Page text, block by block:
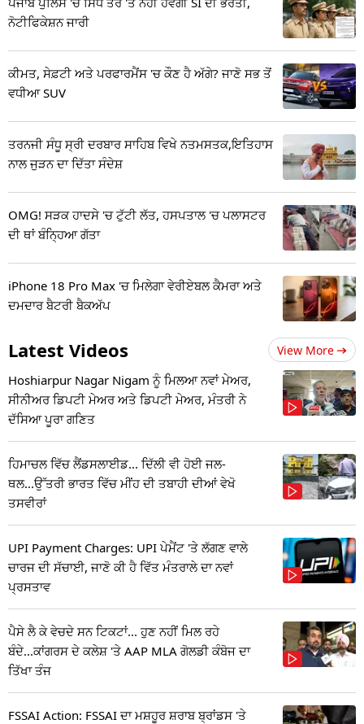
ਨੋਟੀਫਿਕੇਸ਼ਨ ਜਾਰੀ
ਕੀਮਤ, ਸੇਫ਼ਟੀ ਅਤੇ ਪਰਫਾਰਮੈਂਸ 'ਚ ਕੌਣ ਹੈ ਅੱਗੇ? ਜਾਣੋ ਸਭ ਤੋਂ
ਵਧੀਆ SUV
ਤਰਨਜੀ ਸੰਧੂ ਸ੍ਰੀ ਦਰਬਾਰ ਸਾਹਿਬ ਵਿਖੇ ਨਤਮਸਤਕ,ਇਤਿਹਾਸ
ਨਾਲ ਜੁੜਨ ਦਾ ਦਿੱਤਾ ਸੰਦੇਸ਼
OMG! ਸੜਕ ਹਾਦਸੇ 'ਚ ਟੁੱਟੀ ਲੱਤ, ਹਸਪਤਾਲ 'ਚ ਪਲਾਸਟਰ
ਦੀ ਥਾਂ ਬੰਨ੍ਹਿਆ ਗੱਤਾ
iPhone 18 Pro Max 'ਚ ਮਿਲੇਗਾ ਵੇਰੀਏਬਲ ਕੈਮਰਾ ਅਤੇ
ਦਮਦਾਰ ਬੈਟਰੀ ਬੈਕਅੱਪ
Latest Videos View More
Hoshiarpur Nagar Nigam ਨੂੰ ਮਿਲਆ ਨਵਾਂ ਮੇਅਰ,
ਸੀਨੀਅਰ ਡਿਪਟੀ ਮੇਅਰ ਅਤੇ ਡਿਪਟੀ ਮੇਅਰ, ਮੰਤਰੀ ਨੇ
ਦੱਸਿਆ ਪੂਰਾ ਗਣਿਤ
ਹਿਮਾਚਲ ਵਿੱਚ ਲੈਂਡਸਲਾਈਡ... ਦਿੱਲੀ ਵੀ ਹੋਈ ਜਲ-
ਥਲ...ਉੱਤਰੀ ਭਾਰਤ ਵਿੱਚ ਮੀਂਹ ਦੀ ਤਬਾਹੀ ਦੀਆਂ ਵੇਖੋ
ਤਸਵੀਰਾਂ
UPI Payment Charges: UPI ਪੇਮੈਂਟ 'ਤੇ ਲੱਗਣ ਵਾਲੇ
ਚਾਰਜ ਦੀ ਸੱਚਾਈ, ਜਾਣੋ ਕੀ ਹੈ ਵਿੱਤ ਮੰਤਰਾਲੇ ਦਾ ਨਵਾਂ
ਪ੍ਰਸਤਾਵ
ਪੈਸੇ ਲੈ ਕੇ ਵੇਚਦੇ ਸਨ ਟਿਕਟਾਂ... ਹੁਣ ਨਹੀਂ ਮਿਲ ਰਹੇ
ਬੰਦੇ...ਕਾਂਗਰਸ ਦੇ ਕਲੇਸ਼ 'ਤੇ AAP MLA ਗੋਲਡੀ ਕੰਬੋਜ ਦਾ
ਤਿੱਖਾ ਤੰਜ
FSSAI Action: FSSAI ਦਾ ਮਸ਼ਹੂਰ ਸ਼ਰਾਬ ਬ੍ਰਾਂਡਸ 'ਤੇ